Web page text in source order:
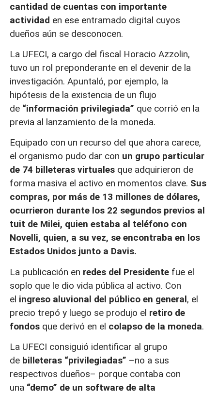
cantidad de cuentas con importante
actividad en ese entramado digital cuyos
dueños aún se desconocen.
La UFECI, a cargo del fiscal Horacio Azzolin,
tuvo un rol preponderante en el devenir de la
investigación. Apuntaló, por ejemplo, la
hipótesis de la existencia de un flujo
de “información privilegiada” que corrió en la
previa al lanzamiento de la moneda.
Equipado con un recurso del que ahora carece,
el organismo pudo dar con un grupo particular
de 74 billeteras virtuales que adquirieron de
forma masiva el activo en momentos clave. Sus
compras, por más de 13 millones de dólares,
ocurrieron durante los 22 segundos previos al
tuit de Milei, quien estaba al teléfono con
Novelli, quien, a su vez, se encontraba en los
Estados Unidos junto a Davis.
La publicación en redes del Presidente fue el
soplo que le dio vida pública al activo. Con
el ingreso aluvional del público en general, el
precio trepó y luego se produjo el retiro de
fondos que derivó en el colapso de la moneda.
La UFECI consiguió identificar al grupo
de billeteras “privilegiadas” –no a sus
respectivos dueños– porque contaba con
una “demo” de un software de alta